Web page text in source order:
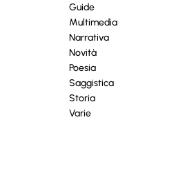
Guide
Multimedia
Narrativa
Novità
Poesia
Saggistica
Storia
Varie